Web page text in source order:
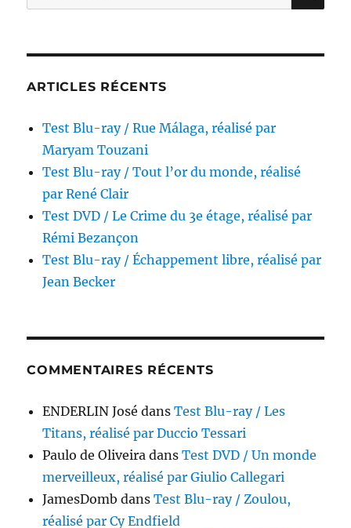
Jessica
pour :
ARTICLES RÉCENTS
Test Blu-ray / Rue Málaga, réalisé par
Maryam Touzani
Test Blu-ray / Tout l’or du monde, réalisé
par René Clair
Test DVD / Le Crime du 3e étage, réalisé par
Rémi Bezançon
Test Blu-ray / Échappement libre, réalisé par
Jean Becker
COMMENTAIRES RÉCENTS
ENDERLIN José dansTest Blu-ray / Les
Titans, réalisé par Duccio Tessari
Paulo de Oliveira dansTest DVD / Un monde
merveilleux, réalisé par Giulio Callegari
JamesDomb dansTest Blu-ray / Zoulou,
réalisé par Cy Endfield